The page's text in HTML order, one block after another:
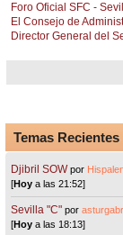
Foro Oficial SFC -
El Consejo de
Director General del
Temas Recientes
Djibril SOW por
[Hoy a las 21:52]
Sevilla "C"por
[Hoy a las 18:13]